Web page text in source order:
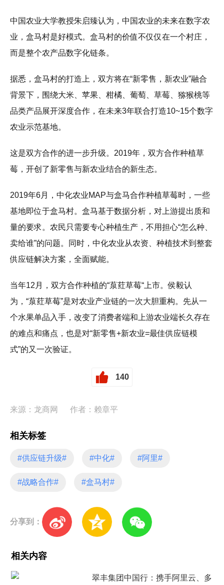
中国农业大学教授朱启臻认为，中国农业的未来在数字农
业，盒马村是好模式。盒马村的价值不仅仅在一个村庄，
而是整个农产品数字化链条。
据悉，盒马村的打造上，双方将在“新零售，新农业”融合
背景下，围绕大米、苹果、柑橘、葡萄、草莓、猕猴桃等
品类产品展开深度合作，在未来3年联合打造10~15个数字
农业示范基地。
这是双方合作的进一步升级。2019年，双方合作种植草
莓，开创了新零售与新农业结合的新生态。
2019年6月，中化农业MAP与盒马合作种植草莓时，一些
基地即位于盒马村。盒马基于数据分析，对上游提出质和
量的要求。农民只需要专心种植生产，不用担心“怎么种、
卖给谁”的问题。同时，中化农业从农资、种植技术到整套
供应链解决方案，全面赋能。
当年12月，双方合作种植的“葲荭草莓“上市。侯毅认
为，“葲荭草莓”是对农业产业链的一次大胆重构。先从一
个水果单品入手，改变了消费者端和上游农业端长久存在
的难点和痛点，也是对“新零售+新农业=最佳供应链模
式”的又一次验证。
140
来源：龙商网 作者：赖章平
相关标签
#供应链升级# #中化# #阿里#
#战略合作# #盒马村#
分享到：
相关内容
翠丰集团中国行：携手阿里云、多